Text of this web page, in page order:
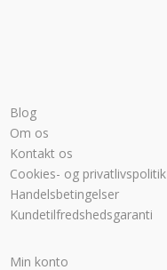
Blog
Om os
Kontakt os
Cookies- og privatlivspolitik
Handelsbetingelser
Kundetilfredshedsgaranti
Min konto